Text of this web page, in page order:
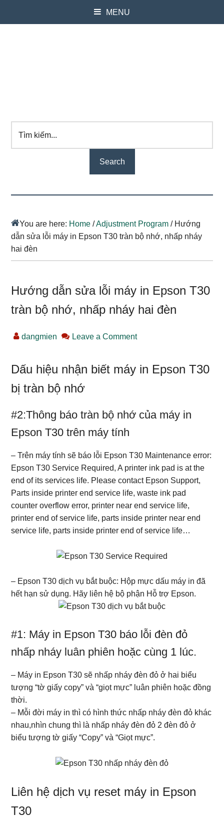
MENU
kiếm...
You are here: Home /Adjustment Program /Hướng
dẫn sửa lỗi máy in Epson T30 tràn bộ nhớ, nhấp nháy
hai đèn
Hướng dẫn sửa lỗi máy in Epson T30
tràn bộ nhớ, nhấp nháy hai đèn
dangmien Leave a Comment
Dấu hiệu nhận biết máy in Epson T30
bị tràn bộ nhớ
#2:Thông báo tràn bộ nhớ của máy in
Epson T30 trên máy tính
– Trên máy tính sẽ báo lỗi Epson T30 Maintenance error:
Epson T30 Service Required, A printer ink pad is at the
end of its services life. Please contact Epson Support,
Parts inside printer end service life, waste ink pad
counter overflow error, printer near end service life,
printer end of service life, parts inside printer near end
service life, parts inside printer end of service life…
– Epson T30 dịch vụ bắt buộc: Hộp mực dấu máy in đã
hết hạn sử dụng. Hãy liên hệ bộ phận Hỗ trợ Epson.
#1: Máy in Epson T30 báo lỗi đèn đỏ
nhấp nháy luân phiên hoặc cùng 1 lúc.
– Máy in Epson T30 sẽ nhấp nháy đèn đỏ ở hai biểu
tượng “tờ giấy copy” và “giọt mực” luân phiên hoặc đồng
thời.
– Mỗi đời máy in thì có hình thức nhấp nháy đèn đỏ khác
nhau,nhìn chung thì là nhấp nháy đèn đỏ 2 đèn đỏ ở
biểu tượng tờ giấy “Copy” và “Giọt mực”.
Liên hệ dịch vụ reset máy in Epson
T30